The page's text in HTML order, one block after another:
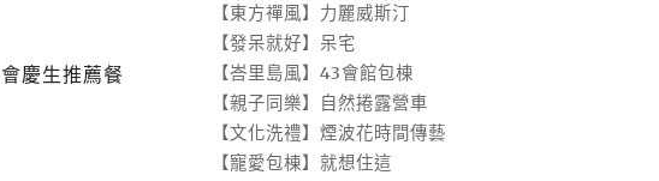
慶生推薦餐
【東方禪風】力麗威斯汀
【發呆就好】呆宅
【峇里島風】43會館包棟
【親子同樂】自然捲露營車
【文化洗禮】煙波花時間傳藝
【寵愛包棟】就想住這